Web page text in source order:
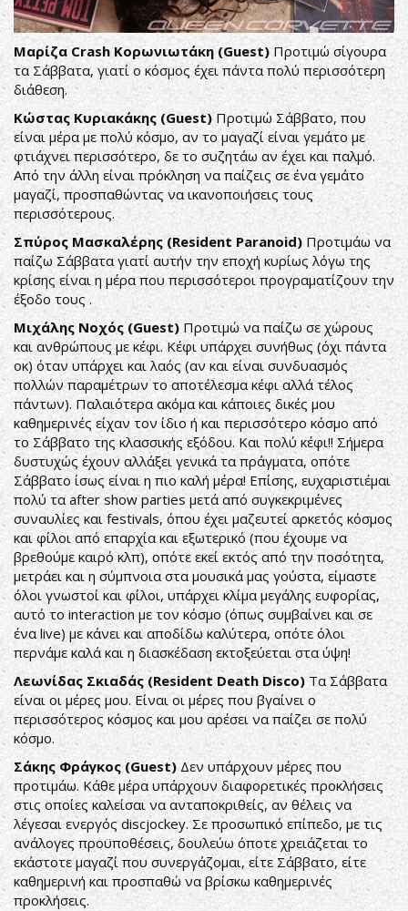
Μαρίζα Crash Κορωνιωτάκη (Guest)Προτιμώ σίγουρα
τα Σάββατα, γιατί ο κόσμος έχει πάντα πολύ περισσότερη
διάθεση.
Κώστας Κυριακάκης (Guest)Προτιμώ Σάββατο, που
είναι μέρα με πολύ κόσμο, αν το μαγαζί είναι γεμάτο με
φτιάχνει περισσότερο, δε το συζητάω αν έχει και παλμό.
Από την άλλη είναι πρόκληση να παίζεις σε ένα γεμάτο
μαγαζί, προσπαθώντας να ικανοποιήσεις τους
περισσότερους.
Σπύρος Μασκαλέρης (Resident Paranoid) Προτιμάω να
παίζω Σάββατα γιατί αυτήν την εποχή κυρίως λόγω της
κρίσης είναι η μέρα που περισσότεροι προγραματίζουν την
έξοδο τους .
Μιχάλης Νοχός (Guest) Προτιμώ να παίζω σε χώρους
και ανθρώπους με κέφι. Κέφι υπάρχει συνήθως (όχι πάντα
οκ) όταν υπάρχει και λαός (αν και είναι συνδυασμός
πολλών παραμέτρων το αποτέλεσμα κέφι αλλά τέλος
πάντων). Παλαιότερα ακόμα και κάποιες δικές μου
καθημερινές είχαν τον ίδιο ή και περισσότερο κόσμο από
το Σάββατο της κλασσικής εξόδου. Και πολύ κέφι!! Σήμερα
δυστυχώς έχουν αλλάξει γενικά τα πράγματα, οπότε
Σάββατο ίσως είναι η πιο καλή μέρα! Επίσης, ευχαριστιέμαι
πολύ τα after show parties μετά από συγκεκριμένες
συναυλίες και festivals, όπου έχει μαζευτεί αρκετός κόσμος
και φίλοι από επαρχία και εξωτερικό (που έχουμε να
βρεθούμε καιρό κλπ), οπότε εκεί εκτός από την ποσότητα,
μετράει και η σύμπνοια στα μουσικά μας γούστα, είμαστε
όλοι γνωστοί και φίλοι, υπάρχει κλίμα μεγάλης ευφορίας,
αυτό το interaction με τον κόσμο (όπως συμβαίνει και σε
ένα live) με κάνει και αποδίδω καλύτερα, οπότε όλοι
περνάμε καλά και η διασκέδαση εκτοξεύεται στα ύψη!
Λεωνίδας Σκιαδάς (Resident Death Disco) Τα Σάββατα
είναι οι μέρες μου. Είναι οι μέρες που βγαίνει ο
περισσότερος κόσμος και μου αρέσει να παίζει σε πολύ
κόσμο.
Σάκης Φράγκος (Guest)Δεν υπάρχουν μέρες που
προτιμάω. Κάθε μέρα υπάρχουν διαφορετικές προκλήσεις
στις οποίες καλείσαι να ανταποκριθείς, αν θέλεις να
λέγεσαι ενεργός discjockey. Σε προσωπικό επίπεδο, με τις
ανάλογες προϋποθέσεις, δουλεύω όποτε χρειάζεται το
εκάστοτε μαγαζί που συνεργάζομαι, είτε Σάββατο, είτε
καθημερινή και προσπαθώ να βρίσκω καθημερινές
προκλήσεις.